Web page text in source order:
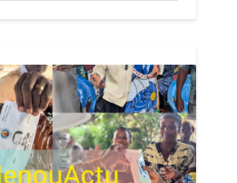
MenouActu 0